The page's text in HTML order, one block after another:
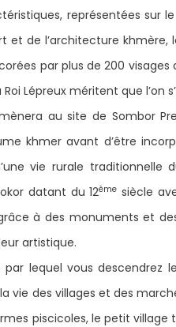
représentées
et de l’architecture
par plus de 200 visages
Lépreux méritent que l’on
au site de Sombor
khmer avant d’être
vie rurale traditionnelle
datant du 12ème siècle
à des monuments et
artistique.
lequel vous descendrez
vie des villages et des
piscicoles, le petit